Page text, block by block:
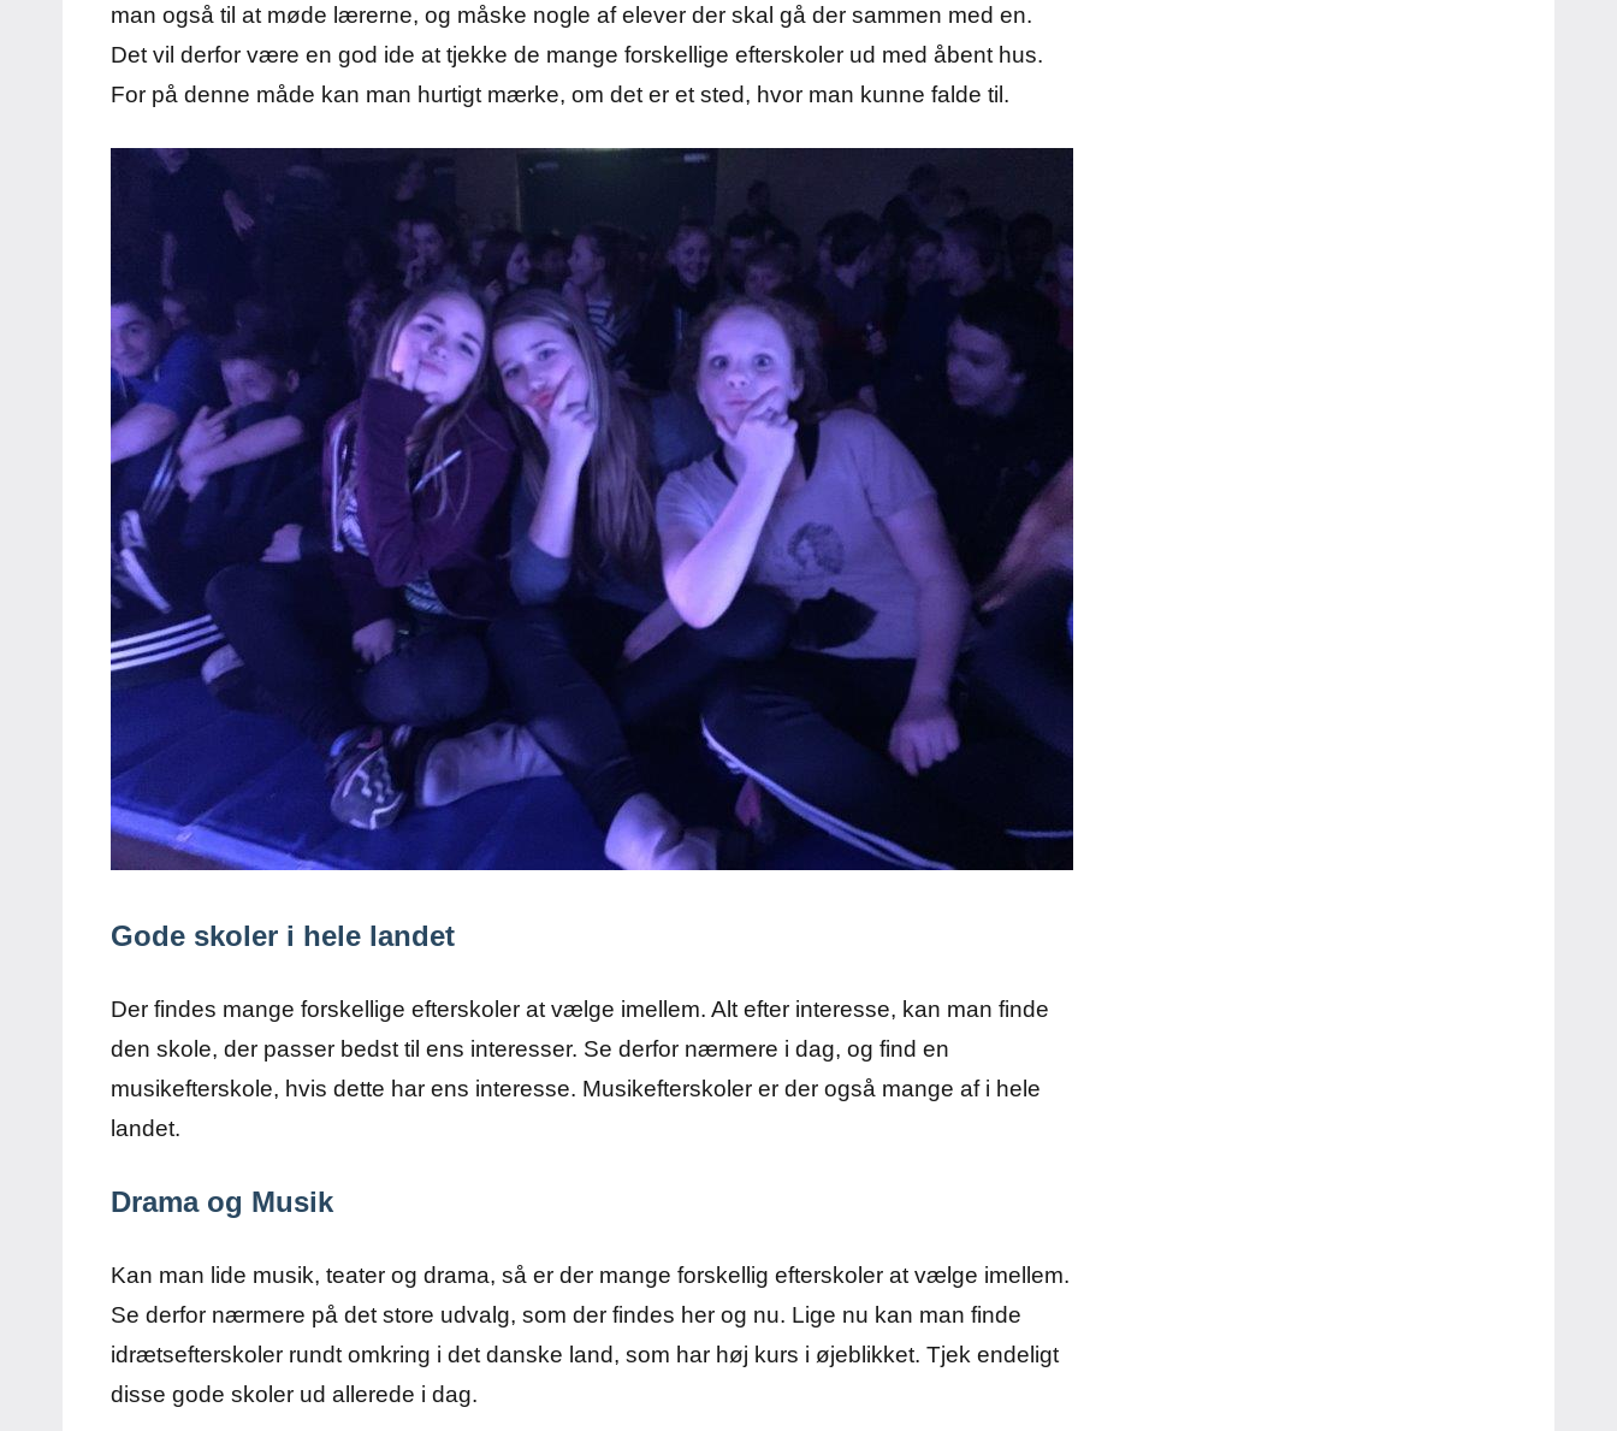
man også til at møde lærerne, og måske nogle af elever der skal gå der sammen med en.
Det vil derfor være en god ide at tjekke de mange forskellige efterskoler ud med åbent hus.
For på denne måde kan man hurtigt mærke, om det er et sted, hvor man kunne falde til.
Gode skoler i hele landet
Der findes mange forskellige efterskoler at vælge imellem. Alt efter interesse, kan man finde
den skole, der passer bedst til ens interesser. Se derfor nærmere i dag, og find en
musikefterskole, hvis dette har ens interesse. Musikefterskoler er der også mange af i hele
landet.
Drama og Musik
Kan man lide musik, teater og drama, så er der mange forskellig efterskoler at vælge imellem.
Se derfor nærmere på det store udvalg, som der findes her og nu. Lige nu kan man finde
idrætsefterskoler rundt omkring i det danske land, som har høj kurs i øjeblikket. Tjek endeligt
disse gode skoler ud allerede i dag.